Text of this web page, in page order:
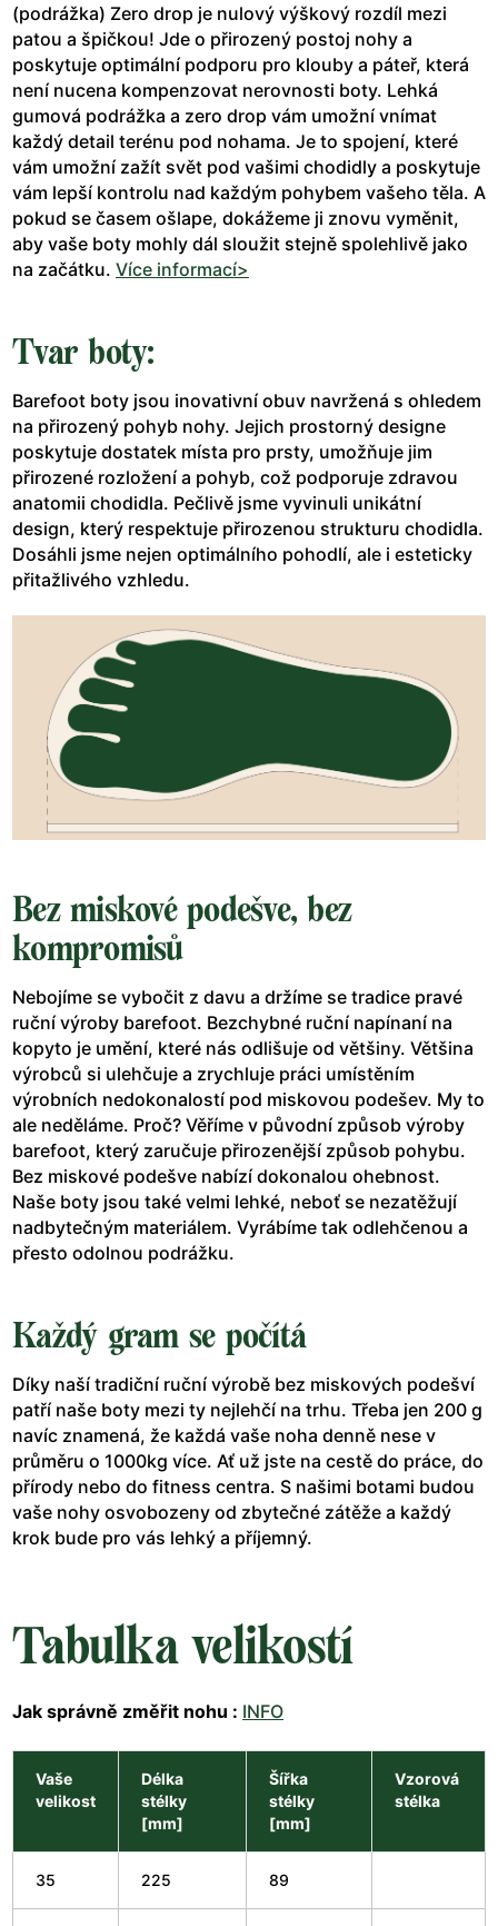
(podrážka) Zero drop je nulový výškový rozdíl mezi
patou a špičkou! Jde o přirozený postoj nohy a
poskytuje optimální podporu pro klouby a páteř, která
není nucena kompenzovat nerovnosti boty. Lehká
gumová podrážka a zero drop vám umožní vnímat
každý detail terénu pod nohama. Je to spojení, které
vám umožní zažít svět pod vašimi chodidly a poskytuje
vám lepší kontrolu nad každým pohybem vašeho těla. A
pokud se časem ošlape, dokážeme ji znovu vyměnit,
aby vaše boty mohly dál sloužit stejně spolehlivě jako
na začátku. Více informací>
Tvar boty:
Barefoot boty jsou inovativní obuv navržená s ohledem
na přirozený pohyb nohy. Jejich prostorný designe
poskytuje dostatek místa pro prsty, umožňuje jim
přirozené rozložení a pohyb, což podporuje zdravou
anatomii chodidla. Pečlivě jsme vyvinuli unikátní
design, který respektuje přirozenou strukturu chodidla.
Dosáhli jsme nejen optimálního pohodlí, ale i esteticky
přitažlivého vzhledu.
Bez miskové podešve, bez
kompromisů
Nebojíme se vybočit z davu a držíme se tradice pravé
ruční výroby barefoot. Bezchybné ruční napínaní na
kopyto je umění, které nás odlišuje od většiny. Většina
výrobců si ulehčuje a zrychluje práci umístěním
výrobních nedokonalostí pod miskovou podešev. My to
ale neděláme. Proč? Věříme v původní způsob výroby
barefoot, který zaručuje přirozenější způsob pohybu.
Bez miskové podešve nabízí dokonalou ohebnost.
Naše boty jsou také velmi lehké, neboť se nezatěžují
nadbytečným materiálem. Vyrábíme tak odlehčenou a
přesto odolnou podrážku.
Každý gram se počítá
Díky naší tradiční ruční výrobě bez miskových podešví
patří naše boty mezi ty nejlehčí na trhu. Třeba jen 200 g
navíc znamená, že každá vaše noha denně nese v
průměru o 1000kg více. Ať už jste na cestě do práce, do
přírody nebo do fitness centra. S našimi botami budou
vaše nohy osvobozeny od zbytečné zátěže a každý
krok bude pro vás lehký a příjemný.
Tabulka velikostí
Jak správně změřit nohu : INFO
Vaše
velikost
Délka
stélky
[mm]
Šířka
stélky
[mm]
Vzorová
stélka
35 225 89